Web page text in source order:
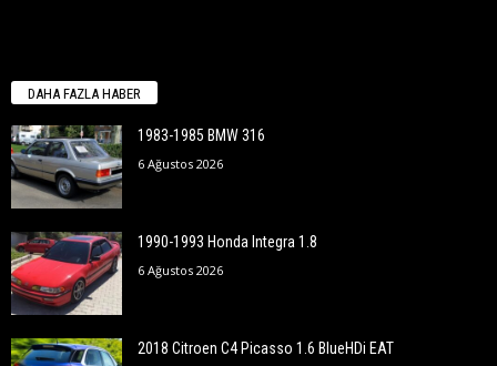
DAHA FAZLA HABER
1983-1985 BMW 316
6 Ağustos 2026
1990-1993 Honda Integra 1.8
6 Ağustos 2026
2018 Citroen C4 Picasso 1.6 BlueHDi EAT